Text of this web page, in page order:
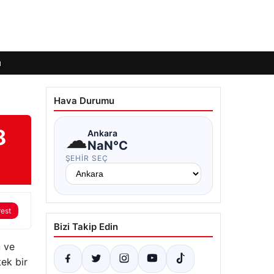
ve
bir
Hava Durumu
☁Ankara
NaN°C
ŞEHIR SEÇ
Bizi Takip Edin